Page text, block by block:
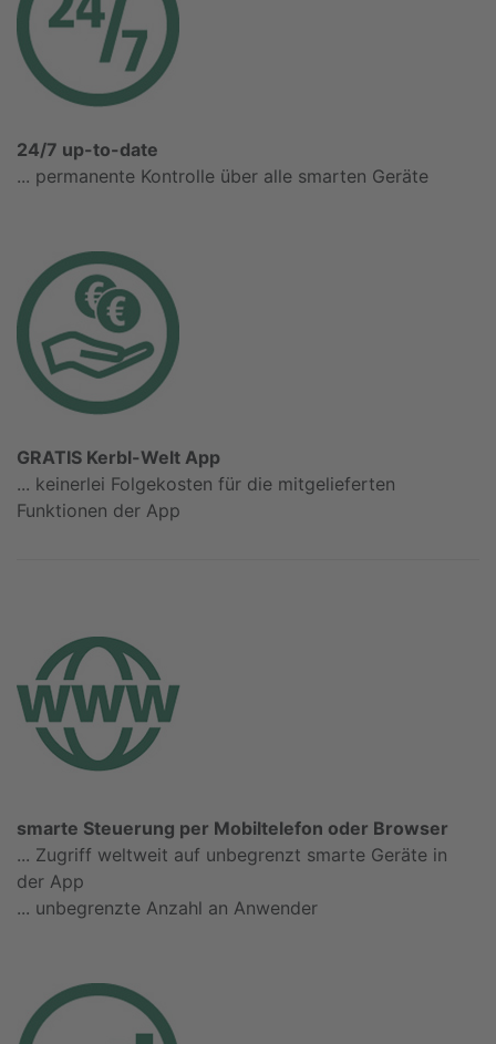
24/7 up-to-date
... permanente Kontrolle über alle smarten Geräte
GRATIS Kerbl-Welt App
... keinerlei Folgekosten für die mitgelieferten
Funktionen der App
smarte Steuerung per Mobiltelefon oder Browser
... Zugriff weltweit auf unbegrenzt smarte Geräte in
der App
... unbegrenzte Anzahl an Anwender